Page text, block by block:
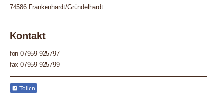
74586 Frankenhardt/Gründelhardt
Kontakt
fon 07959 925797
fax 07959 925799
Teilen